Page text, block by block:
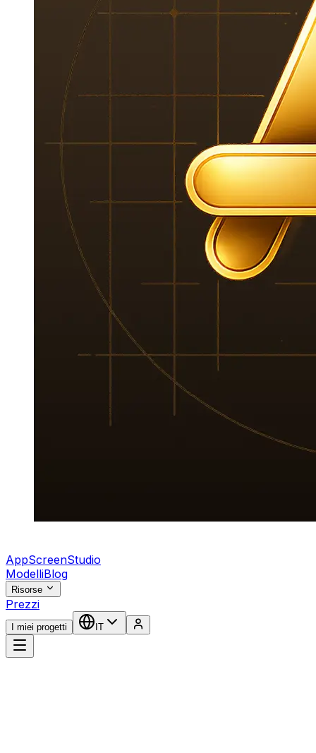
AppScreenStudio
ModelliBlog
Risorse
Prezzi
I miei progetti IT